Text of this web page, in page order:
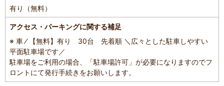
有り（無料）
アクセス・パーキングに関する補足
※ 車 ⁄ 【無料】有り 30台 先着順 ＼広々とした駐車しやすい
平面駐車場です／
駐車場をご利用の場合、「駐車場許可」が必要になりますのでフ
ロントにて発行手続きをお願いします。